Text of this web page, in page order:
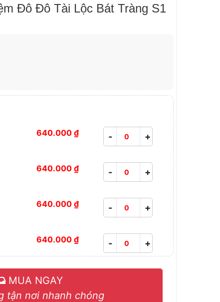
Đô Đô Tài Lộc Bát Tràng S1
640.000 ₫ - +
640.000 ₫ - +
640.000 ₫ - +
640.000 ₫ - +
MUA NGAY
tận nơi nhanh chóng